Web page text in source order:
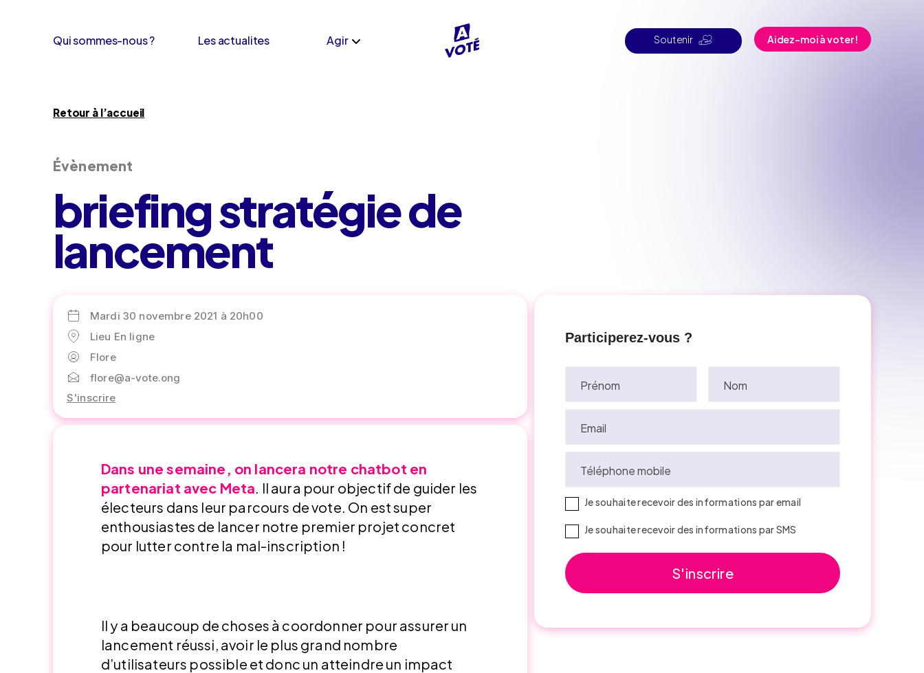
Qui sommes-nous ? Les actualites Agir Soutenir Aidez-moi à voter !
Retour à l’accueil
Évènement
briefing stratégie de
lancement
Mardi 30 novembre 2021 à 20h00
Lieu En ligne
Flore
flore@a-vote.ong
S'inscrire
Dans une semaine, on lancera notre chatbot en
partenariat avec Meta. Il aura pour objectif de guider les
électeurs dans leur parcours de vote. On est super
enthousiastes de lancer notre premier projet concret
pour lutter contre la mal-inscription !
Il y a beaucoup de choses à coordonner pour assurer un
lancement réussi, avoir le plus grand nombre
d’utilisateurs possible et donc un atteindre un impact
Participerez-vous ?
Prénom Nom
Email
Téléphone mobile
Je souhaite recevoir des informations par email
Je souhaite recevoir des informations par SMS